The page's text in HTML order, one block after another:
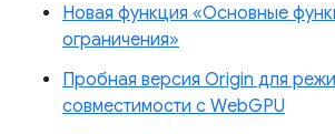
Новая функция «Основные
ограничения»
Пробная версия Origin для
совместимости с WebGPU